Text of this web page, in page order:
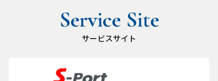
サービスサイト